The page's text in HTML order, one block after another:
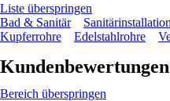
Liste überspringen
Bad & Sanitär
Sanitärinstallation
Kupferrohre
Edelstahlrohre
Kundenbewertungen
Bereich überspringen